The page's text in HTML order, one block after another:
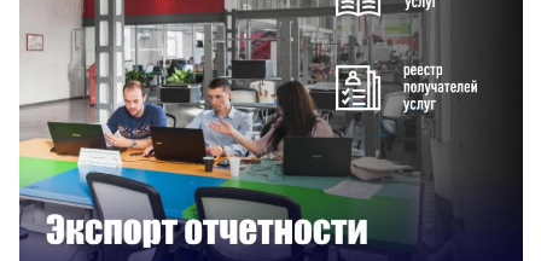
Смотреть проект